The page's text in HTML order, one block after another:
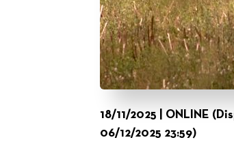
18/11/2025 | ONLINE
06/12/2025 23:59)